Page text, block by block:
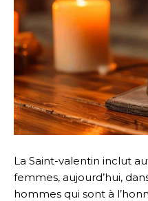
La Saint-valentin inclut
femmes, aujourd’hui,
hommes qui sont à